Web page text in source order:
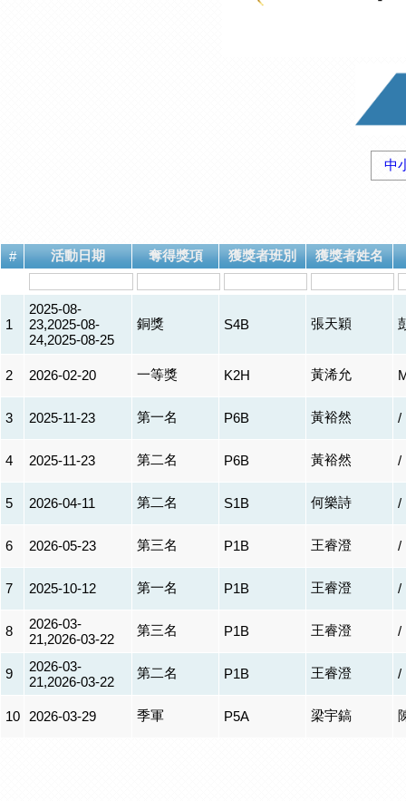
中
# 活動日期 奪得獎項 獲獎者班別 獲獎者姓名
1
2025-08-
23,2025-08-
24,2025-08-25
銅獎 S4B 張天穎
2 2026-02-20 一等獎 K2H 黃浠允
3 2025-11-23 第一名 P6B 黃裕然 /
4 2025-11-23 第二名 P6B 黃裕然 /
5 2026-04-11 第二名 S1B 何樂詩 /
6 2026-05-23 第三名 P1B 王睿澄 /
7 2025-10-12 第一名 P1B 王睿澄 /
8
2026-03-
21,2026-03-22
第三名 P1B 王睿澄 /
9
2026-03-
21,2026-03-22
第二名 P1B 王睿澄 /
10 2026-03-29 季軍 P5A 梁宇鎬